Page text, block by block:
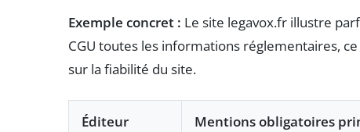
Exemple concret : Le site legavox.fr illustre
CGU toutes les informations réglementaires,
sur la fiabilité du site.
Éditeur Mentions obligatoires